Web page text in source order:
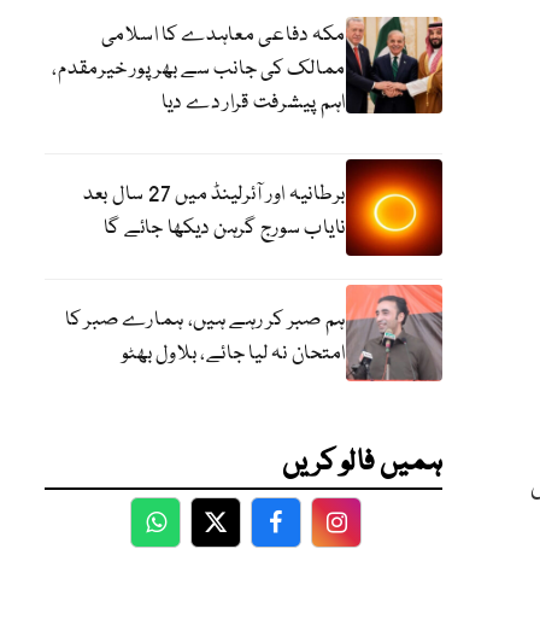
مکہ دفاعی معاہدے کا اسلامی
ممالک کی جانب سے بھرپور خیرمقدم،
اہم پیشرفت قرار دے دیا
برطانیہ اور آئرلینڈ میں 27 سال بعد
نایاب سورج گرہن دیکھا جائے گا
ہم صبر کر رہے ہیں، ہمارے صبر کا
امتحان نہ لیا جائے، بلاول بھٹو
ہمیں فالو کریں
WhatsApp
TwitterFacebookFacebook